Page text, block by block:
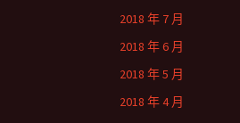
2018 年 7 月
2018 年 6 月
2018 年 5 月
2018 年 4 月